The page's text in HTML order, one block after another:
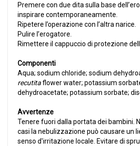
Premere con due dita sulla base
inspirare contemporaneamente.
Ripetere l’operazione con l’altra narice.
Pulire l’erogatore.
Rimettere il cappuccio di protezione
Componenti
Aqua; sodium chloride; sodium
recutitaflower water; potassium
dehydroacetate; potassium sorbate;
Avvertenze
Tenere fuori dalla portata dei bambini.
casi la nebulizzazione può causare un
senso d'irritazione locale. Evitare di